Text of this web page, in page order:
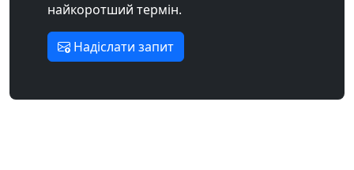
найкоротший термін.
Надіслати запит